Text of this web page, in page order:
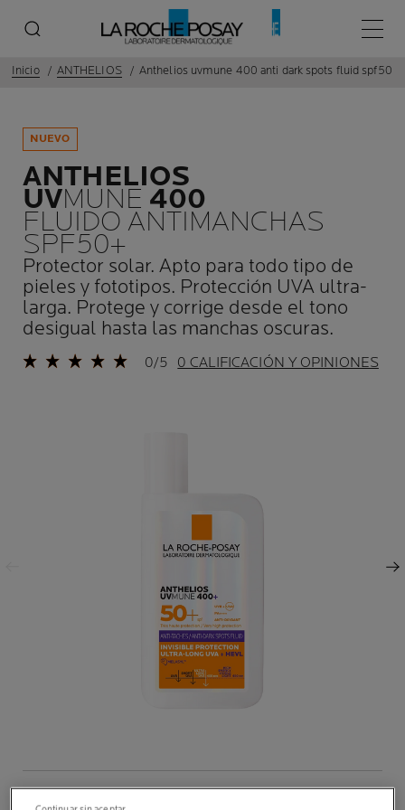
Menú
Inicio ANTHELIOS Anthelios uvmune 400 anti dark spots fluid spf50
NUEVO
ANTHELIOS
UVMUNE 400
FLUIDO ANTIMANCHAS
SPF50+
Protector solar. Apto para todo tipo de
pieles y fototipos. Protección UVA ultra-
larga. Protege y corrige desde el tono
desigual hasta las manchas oscuras.
0/5 0 CALIFICACIÓN Y OPINIONES
Panel siguiente
CONTENIDO Volume
50 ml